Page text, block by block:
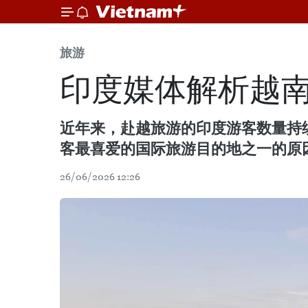
旅游
印度媒体解析越
近年来，赴越旅游的印度游客数量
客最喜爱的国际旅游目的地之一的
26/06/2026 12:26